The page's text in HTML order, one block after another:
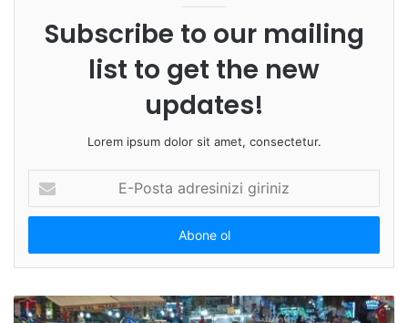
Subscribe to our mailing
list to get the new
updates!
Lorem ipsum dolor sit amet, consectetur.
Posta
adresinizi